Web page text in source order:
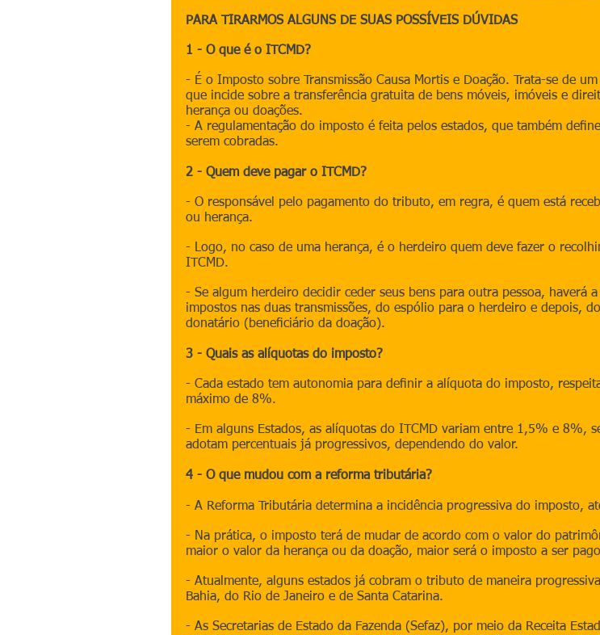
PARA TIRARMOS ALGUNS DE SUAS POSSÍVEIS DÚVIDAS
1 - O que é o ITCMD?
- É o Imposto sobre Transmissão Causa Mortis e Doação. Trata-se de
que incide sobre a transferência gratuita de bens móveis, imóveis e
herança ou doações.
- A regulamentação do imposto é feita pelos estados, que também
serem cobradas.
2 - Quem deve pagar o ITCMD?
- O responsável pelo pagamento do tributo, em regra, é quem está
ou herança.
- Logo, no caso de uma herança, é o herdeiro quem deve fazer o
ITCMD.
- Se algum herdeiro decidir ceder seus bens para outra pessoa, haverá
impostos nas duas transmissões, do espólio para o herdeiro e depois,
donatário (beneﬁciário da doação).
3 - Quais as alíquotas do imposto?
- Cada estado tem autonomia para deﬁnir a alíquota do imposto,
máximo de 8%.
- Em alguns Estados, as alíquotas do ITCMD variam entre 1,5% e 8%,
adotam percentuais já progressivos, dependendo do valor.
4 - O que mudou com a reforma tributária?
- A Reforma Tributária determina a incidência progressiva do imposto,
- Na prática, o imposto terá de mudar de acordo com o valor do
maior o valor da herança ou da doação, maior será o imposto a ser
- Atualmente, alguns estados já cobram o tributo de maneira
Bahia, do Rio de Janeiro e de Santa Catarina.
- As Secretarias de Estado da Fazenda (Sefaz), por meio da Receita